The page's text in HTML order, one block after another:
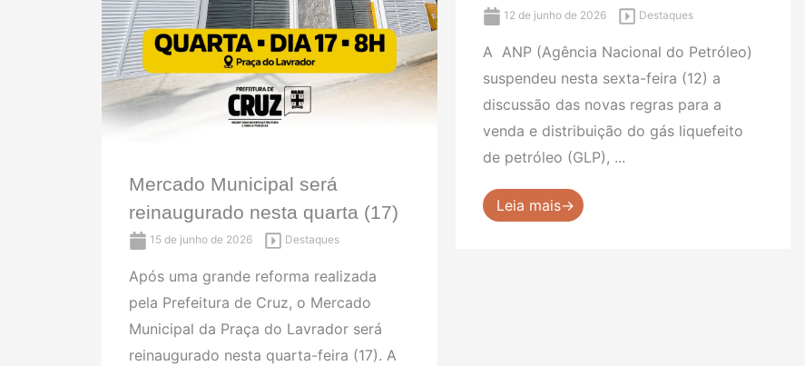
Mercado Municipal será
reinaugurado nesta quarta (17)
15 de junho de 2026 Destaques
Após uma grande reforma realizada
pela Prefeitura de Cruz, o Mercado
Municipal da Praça do Lavrador será
reinaugurado nesta quarta-feira (17). A
12 de junho de 2026 Destaques
A ANP (Agência Nacional do Petróleo)
suspendeu nesta sexta-feira (12) a
discussão das novas regras para a
venda e distribuição do gás liquefeito
de petróleo (GLP), ...
Leia mais→